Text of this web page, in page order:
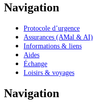
Navigation
Protocole d’urgence
Assurances (AMal & AI)
Informations & liens
Aides
Échange
Loisirs & voyages
Navigation